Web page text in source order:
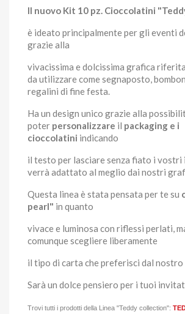
Il nuovo Kit 10 pz. Cioccolatini
è ideato principalmente per gli eventi
grazie alla
vivacissima e dolcissima grafica
da utilizzare come segnaposto,
regalini di fine festa.
Ha un design unico grazie alla
poter personalizzare il packaging e i
cioccolatini indicando
il testo per lasciare senza fiato i vostri
verrà adattato al meglio dai nostri
Questa linea è stata pensata per te su
pearl" in quanto
vivace e luminosa con riflessi perlati,
comunque scegliere liberamente
il tipo di carta che preferisci dal nostro
Sarà un dolce pensiero per i tuoi
Trovi tutti i prodotti della Linea "Teddy collection":